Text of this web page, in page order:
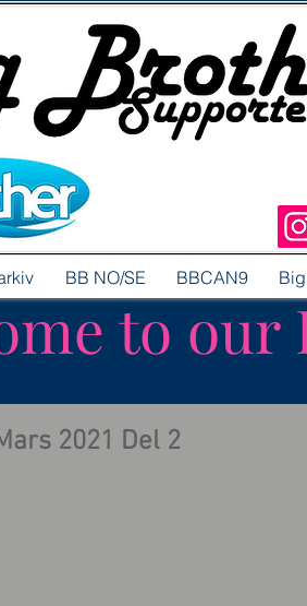
to our
BB NO/SE BBCAN9
2021 Del 2